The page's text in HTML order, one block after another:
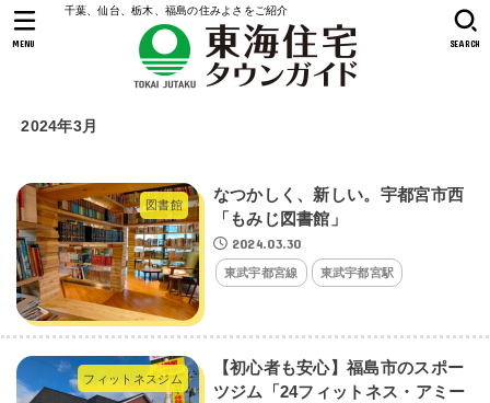
千葉、仙台、栃木、福島の住みよさをご紹介
SEARCH
MENU
2024年3月
図書館
なつかしく、新しい。宇都宮市西
「もみじ図書館」
2024.03.30
東武宇都宮線 東武宇都宮駅
フィットネスジム
【初心者も安心】福島市のスポー
ツジム「24フィットネス・アミー